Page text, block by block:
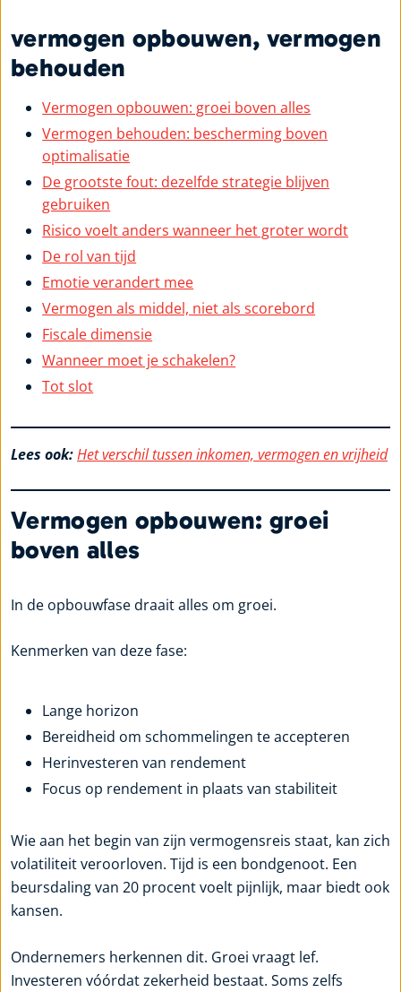
vermogen opbouwen, vermogen
behouden
Vermogen opbouwen: groei boven alles
Vermogen behouden: bescherming boven
optimalisatie
De grootste fout: dezelfde strategie blijven
gebruiken
Risico voelt anders wanneer het groter wordt
De rol van tijd
Emotie verandert mee
Vermogen als middel, niet als scorebord
Fiscale dimensie
Wanneer moet je schakelen?
Tot slot
Lees ook:Het verschil tussen inkomen, vermogen en vrijheid
Vermogen opbouwen: groei
boven alles
In de opbouwfase draait alles om groei.
Kenmerken van deze fase:
Lange horizon
Bereidheid om schommelingen te accepteren
Herinvesteren van rendement
Focus op rendement in plaats van stabiliteit
Wie aan het begin van zijn vermogensreis staat, kan zich
volatiliteit veroorloven. Tijd is een bondgenoot. Een
beursdaling van 20 procent voelt pijnlijk, maar biedt ook
kansen.
Ondernemers herkennen dit. Groei vraagt lef.
Investeren vóórdat zekerheid bestaat. Soms zelfs